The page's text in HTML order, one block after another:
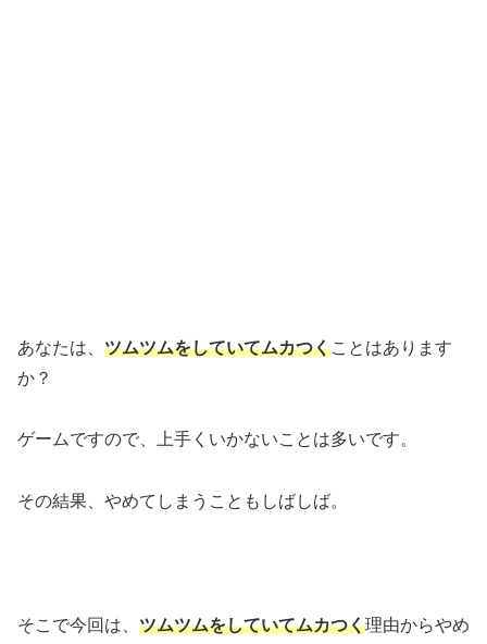
あなたは、 ツムツムをしていてムカつくことはあります
か？
ゲームですので、上手くいかないことは多いです。
その結果、やめてしまうこともしばしば。
そこで今回は、 ツムツムをしていてムカつく理由からやめ